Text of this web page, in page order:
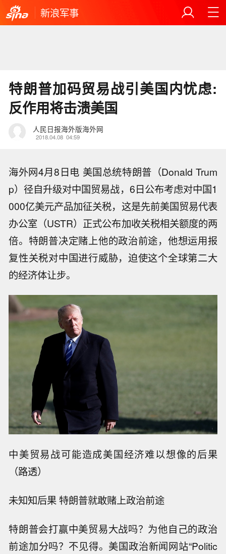
新浪军事
特朗普加码贸易战引美国内忧虑:
反作用将击溃美国
人民日报海外版海外网
2018.04.08 04:59
海外网4月8日电 美国总统特朗普（Donald Trum
p）径自升级对中国贸易战，6日公布考虑对中国1
000亿美元产品加征关税，这是先前美国贸易代表
办公室（USTR）正式公布加收关税相关额度的两
倍。特朗普决定赌上他的政治前途，他想运用报
复性关税对中国进行威胁，迫使这个全球第二大
的经济体让步。
中美贸易战可能造成美国经济难以想像的后果
（路透）
未知知后果 特朗普就敢赌上政治前途
特朗普会打赢中美贸易大战吗？为他自己的政治
前途加分吗？不见得。美国政治新闻网站“Politic